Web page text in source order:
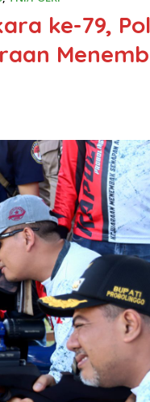
ke-79,